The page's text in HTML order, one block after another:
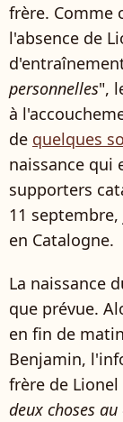
frère. Comme
l'absence de
personnelles",
à
de quelques
naissance qui
supporters
11
en Catalogne.
La naissance
que prévue.
en fin de
Benjamin,
frère de
deux choses